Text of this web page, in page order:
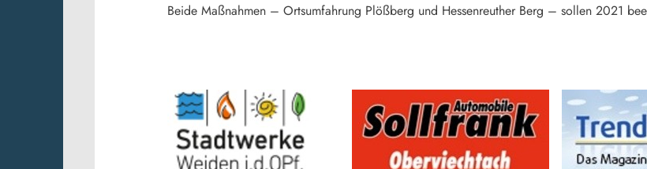
Beide Maßnahmen – Ortsumfahrung Plößberg und Hessenreuther Berg – sollen 2021